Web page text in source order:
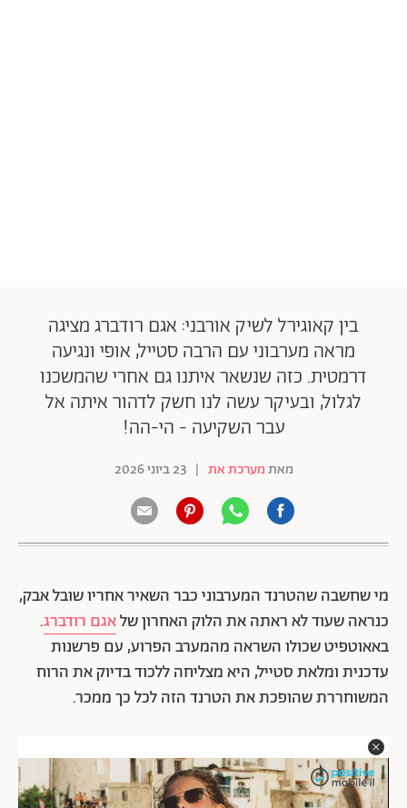
בין קאוגירל לשיק אורבני: אגם רודברג מציגה
מראה מערבוני עם הרבה סטייל, אופי ונגיעה
דרמטית. כזה שנשאר איתנו גם אחרי שהמשכנו
לגלול, ובעיקר עשה לנו חשק לדהור איתה אל
עבר השקיעה - הי-הה!
מאתמערכת את | 23 ביוני 2026
מי שחשבה שהטרנד המערבוני כבר השאיר אחריו שובל אבק,
כנראה שעוד לא ראתה את הלוק האחרון שלאגם רודברג.
באאוטפיט שכולו השראה מהמערב הפרוע, עם פרשנות
עדכנית ומלאת סטייל, היא מצליחה ללכוד בדיוק את הרוח
המשוחררת שהופכת את הטרנד הזה לכל כך ממכר.